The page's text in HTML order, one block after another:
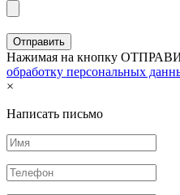
Нажимая на кнопку
обработку персональных
×
Написать письмо